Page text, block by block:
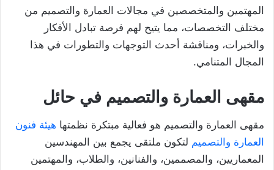
المهتمين والمتخصصين في مجالات العمارة والتصميم من
مختلف التخصصات، مما يتيح لهم فرصة تبادل الأفكار
والخبرات، ومناقشة أحدث التوجهات والتطورات في هذا
المجال المتنامي.
مقهى العمارة والتصميم في حائل
مقهى العمارة والتصميم هو فعالية مبتكرة نظمتها هيئة فنون
العمارة والتصميم لتكون ملتقى يجمع بين المهندسين
المعماريين، والمصممين، والفنانين، والطلاب، والمهتمين